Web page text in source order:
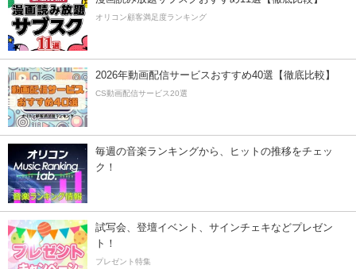
オリコン顧客満足度ランキング
2026年動画配信サービスおすすめ40選【徹底比較】
CS動画配信サービス20選
毎週の音楽ランキングから、ヒットの推移をチェッ
ク！
試写会、登壇イベント、サインチェキなどプレゼン
ト！
プレゼント特集